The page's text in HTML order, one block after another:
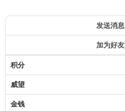
发送消息
加为好友
积分
威望
金钱